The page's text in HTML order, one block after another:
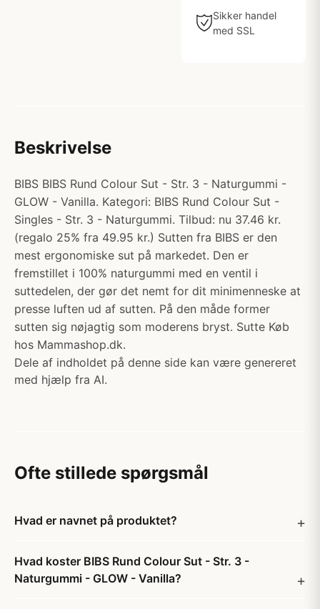
Sikker handel
med SSL
Beskrivelse
BIBS BIBS Rund Colour Sut - Str. 3 - Naturgummi -
GLOW - Vanilla. Kategori: BIBS Rund Colour Sut -
Singles - Str. 3 - Naturgummi. Tilbud: nu 37.46 kr.
(regalo 25% fra 49.95 kr.) Sutten fra BIBS er den
mest ergonomiske sut på markedet. Den er
fremstillet i 100% naturgummi med en ventil i
suttedelen, der gør det nemt for dit minimenneske at
presse luften ud af sutten. På den måde former
sutten sig nøjagtig som moderens bryst. Sutte Køb
hos Mammashop.dk.
Dele af indholdet på denne side kan være genereret
med hjælp fra AI.
Ofte stillede spørgsmål
Hvad er navnet på produktet?
Hvad koster BIBS Rund Colour Sut - Str. 3 -
Naturgummi - GLOW - Vanilla?